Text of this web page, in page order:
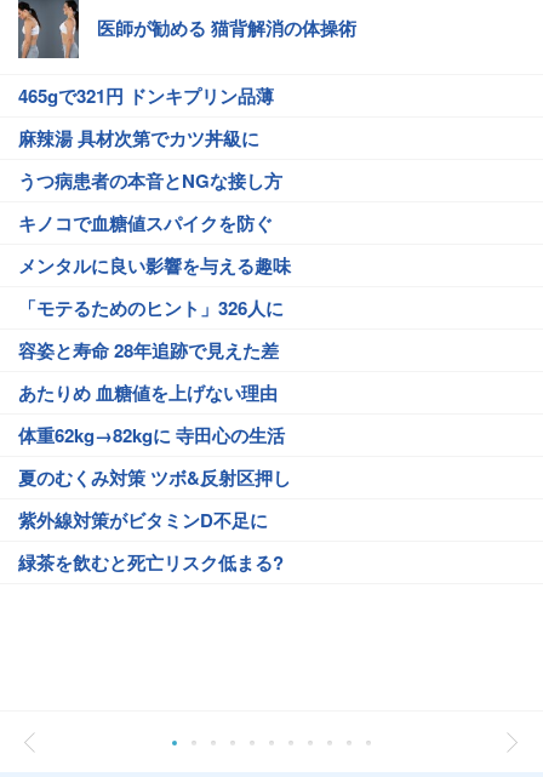
医師が勧める 猫背解消の体操術
465gで321円 ドンキプリン品薄
麻辣湯 具材次第でカツ丼級に
うつ病患者の本音とNGな接し方
キノコで血糖値スパイクを防ぐ
メンタルに良い影響を与える趣味
「モテるためのヒント」326人に
容姿と寿命 28年追跡で見えた差
あたりめ 血糖値を上げない理由
体重62kg→82kgに 寺田心の生活
夏のむくみ対策 ツボ&反射区押し
紫外線対策がビタミンD不足に
緑茶を飲むと死亡リスク低まる?